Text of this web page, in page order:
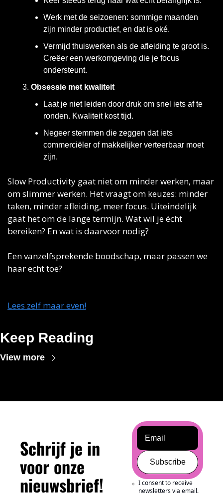
Werk met de seizoenen: sommige maanden
zijn minder productief, en dat is oké.
Vermijd thuiswerken als de afleiding te groot is.
Creëer een werkomgeving die je focus
ondersteunt.
Obsessie met kwaliteit
Laat je niet leiden door druk om snel iets af te
ronden. Kwaliteit kost tijd.
Negeer stemmen die zeggen dat iets
commerciëler of makkelijker verteerbaar moet
zijn.
Slow Productivity gaat niet om minder werken, maar
om slimmer werken. Het vraagt om keuzes: minder
taken, minder afleiding, meer focus. Uiteindelijk
gaat het om de lange termijn. Wat wil je écht
bereiken? En wat is daarvoor nodig?
Een vanzelfsprekende boodschap, maar passen we
haar echt toe?
Lees zelf maar even!
Keep Reading
View more
Schrijf je in
voor onze
nieuwsbrief!
Subscribe
I consent to receive
newsletters via email.